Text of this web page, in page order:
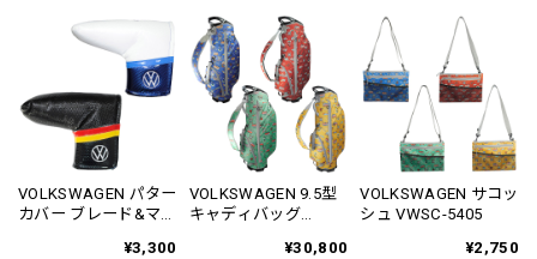
VOLKSWAGEN パター
カバー ブレード&マレ
¥3,300
VOLKSWAGEN 9.5型
キャディバッグ
¥30,800
VOLKSWAGEN サコッ
シュ VWSC-5405
¥2,750